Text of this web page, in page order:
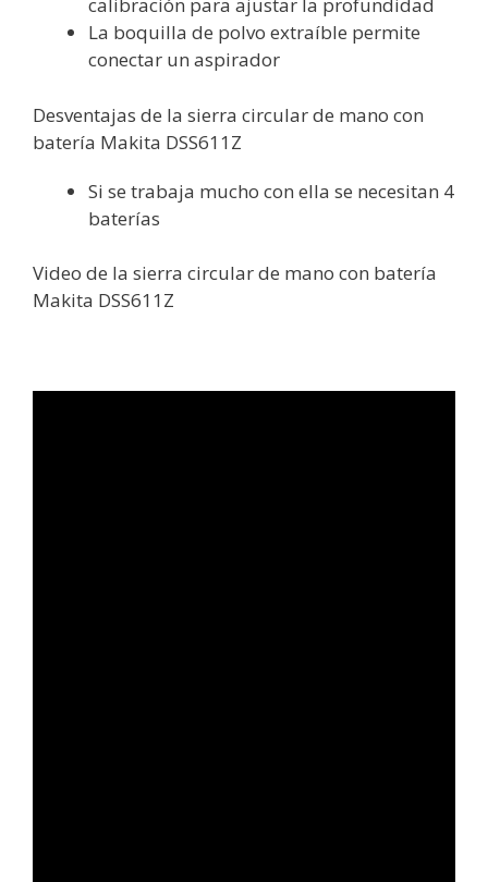
calibración para ajustar la profundidad
La boquilla de polvo extraíble permite
conectar un aspirador
Desventajas de la sierra circular de mano con
batería Makita DSS611Z
Si se trabaja mucho con ella se necesitan 4
baterías
Video de la sierra circular de mano con batería
Makita DSS611Z